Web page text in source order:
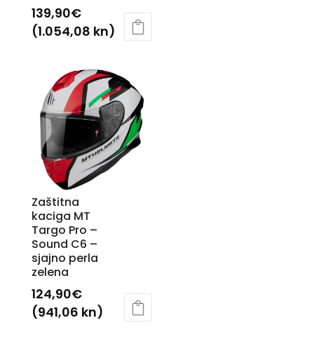
139,90€
(1.054,08 kn)
više
varijanti.
Opcije
se
mogu
odabrati
na
stranici
proizvoda
Zaštitna
kaciga MT
Targo Pro –
Sound C6 –
sjajno perla
zelena
124,90€
(941,06 kn)